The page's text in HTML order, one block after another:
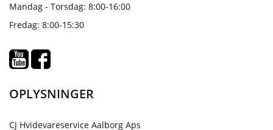
Mandag - Torsdag: 8:00-16:00
Fredag: 8:00-15:30
OPLYSNINGER
CJ Hvidevareservice Aalborg Aps